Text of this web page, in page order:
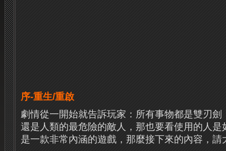
序-重生/重啟
劇情從一開始就告訴玩家：所有事物都是雙刃
還是人類的最危險的敵人，那也要看使用的人是
是一款非常內涵的遊戲，那麼接下來的內容，請